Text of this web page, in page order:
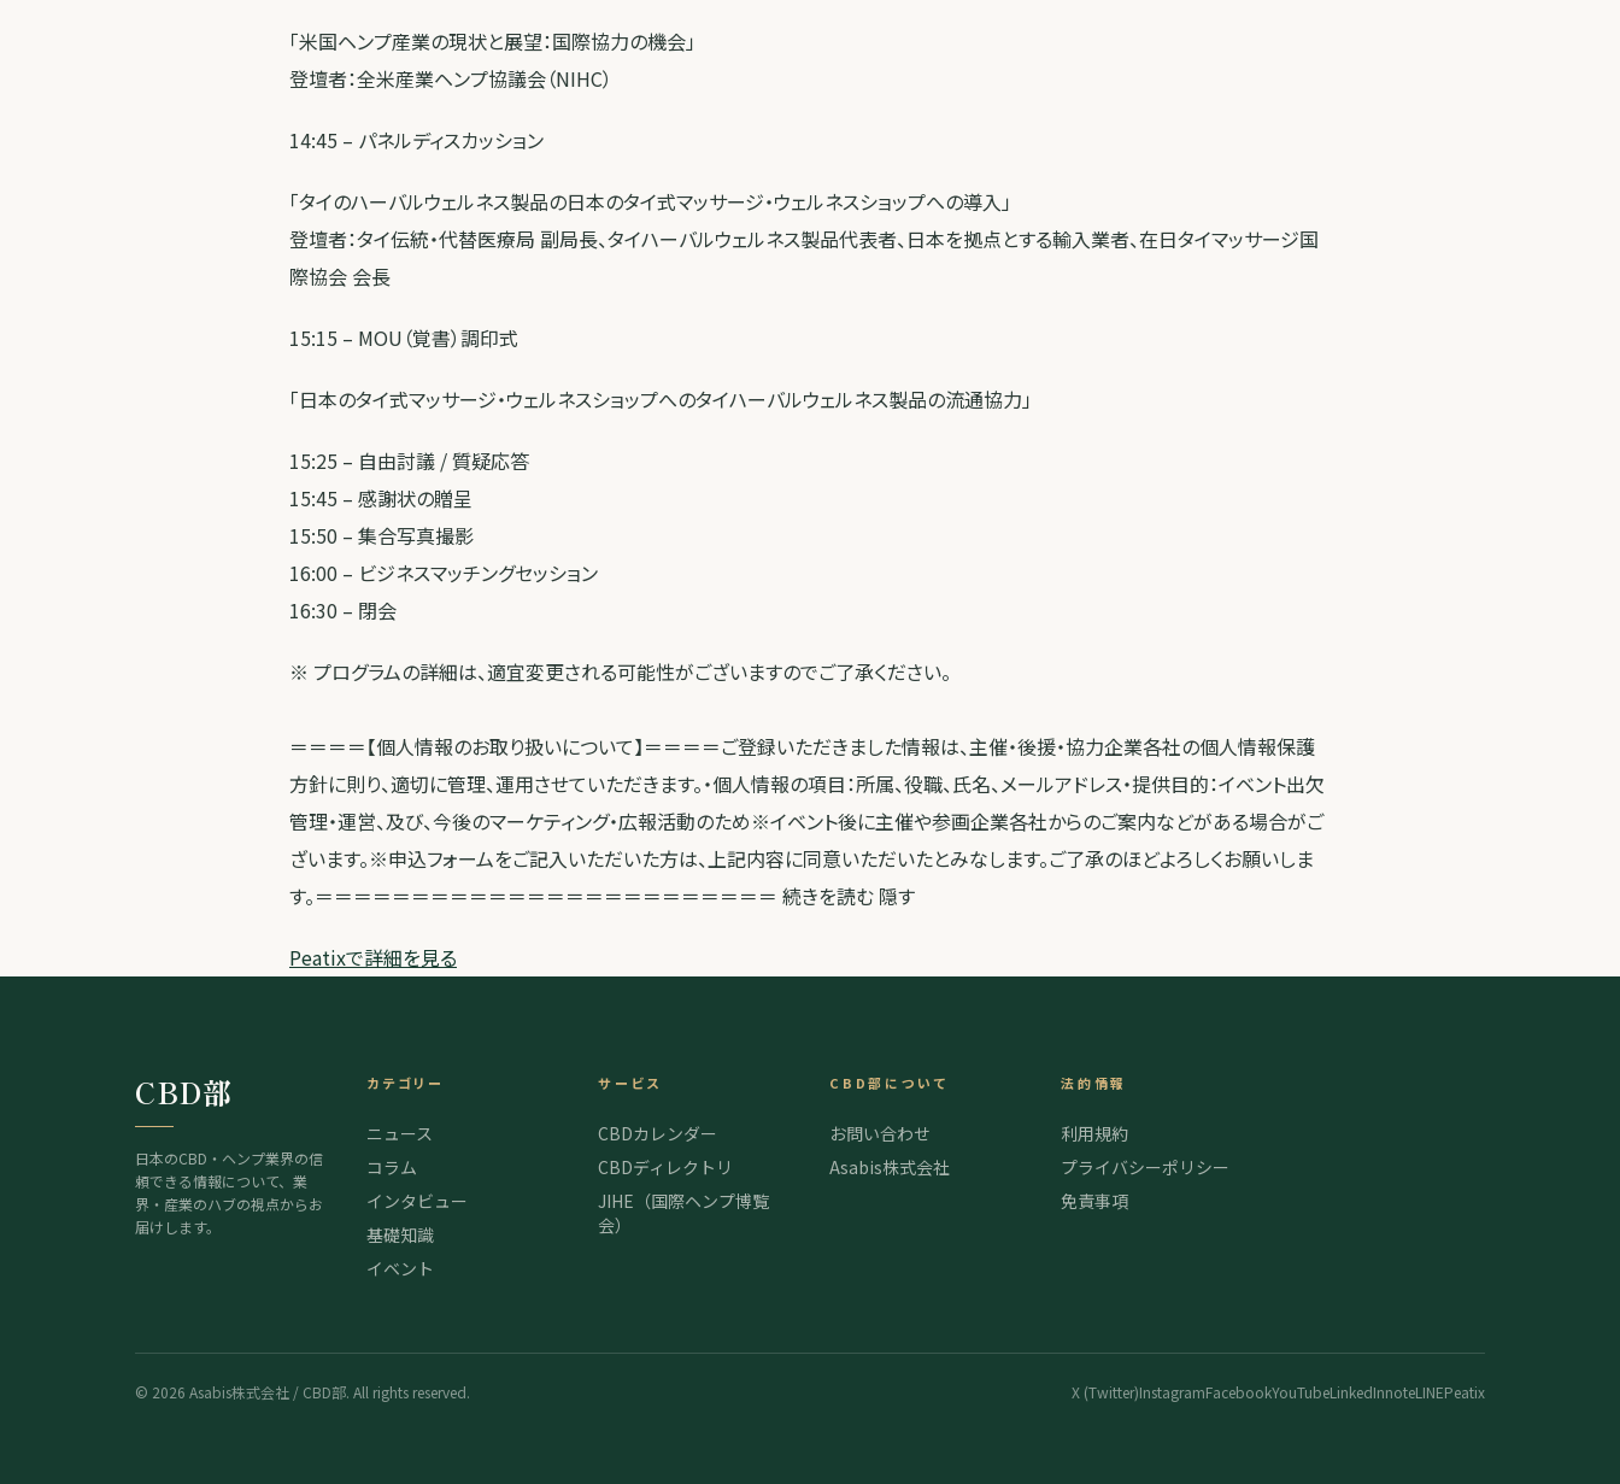
「米国ヘンプ産業の現状と展望：国際協力の機会」
登壇者：全米産業ヘンプ協議会（NIHC）
14:45 – パネルディスカッション
「タイのハーバルウェルネス製品の日本のタイ式マッサージ・ウェルネスショップへの導入」
登壇者：タイ伝統・代替医療局 副局長、タイハーバルウェルネス製品代表者、日本を拠点とする輸入業者、在日タイマッサージ国
際協会 会長
15:15 – MOU（覚書）調印式
「日本のタイ式マッサージ・ウェルネスショップへのタイハーバルウェルネス製品の流通協力」
15:25 – 自由討議 / 質疑応答
15:45 – 感謝状の贈呈
15:50 – 集合写真撮影
16:00 – ビジネスマッチングセッション
16:30 – 閉会
※ プログラムの詳細は、適宜変更される可能性がございますのでご了承ください。
＝＝＝＝【個人情報のお取り扱いについて】＝＝＝＝ご登録いただきました情報は、主催・後援・協力企業各社の個人情報保護
方針に則り、適切に管理、運用させていただきます。・個人情報の項目：所属、役職、氏名、メールアドレス・提供目的：イベント出欠
管理・運営、及び、今後のマーケティング・広報活動のため※イベント後に主催や参画企業各社からのご案内などがある場合がご
ざいます。※申込フォームをご記入いただいた方は、上記内容に同意いただいたとみなします。ご了承のほどよろしくお願いしま
す。＝＝＝＝＝＝＝＝＝＝＝＝＝＝＝＝＝＝＝＝＝＝＝＝ 続きを読む 隠す
Peatixで詳細を見る
CBD部
日本のCBD・ヘンプ業界の信
頼できる情報について、業
界・産業のハブの視点からお
届けします。
カテゴリー
ニュース
コラム
インタビュー
基礎知識
イベント
サービス
CBDカレンダー
CBDディレクトリ
JIHE（国際ヘンプ博覧
会）
CBD部について
お問い合わせ
Asabis株式会社
法的情報
利用規約
プライバシーポリシー
免責事項
© 2026 Asabis株式会社 / CBD部. All rights reserved. X (Twitter)InstagramFacebookYouTubeLinkedInnoteLINEPeatix